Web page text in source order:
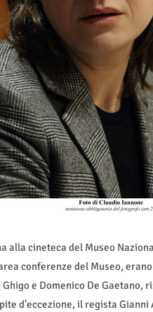
alla cineteca del Museo
conferenze del Museo,
e Domenico De
d’eccezione, il regista